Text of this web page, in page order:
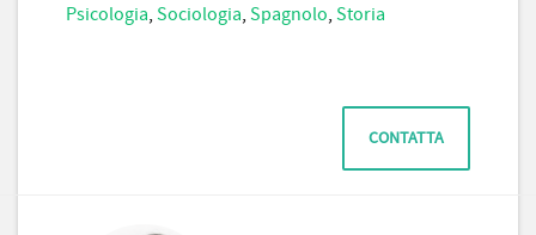
Psicologia, Sociologia, Spagnolo, Storia
CONTATTA